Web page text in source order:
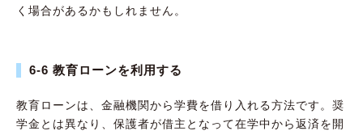
く場合があるかもしれません。
6-6 教育ローンを利用する
教育ローンは、金融機関から学費を借り入れる方法です。奨
学金とは異なり、保護者が借主となって在学中から返済を開